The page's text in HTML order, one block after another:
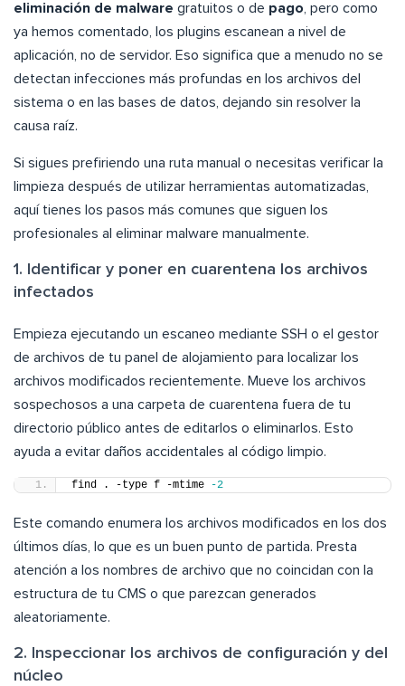
eliminación de malware gratuitos o de pago, pero como
ya hemos comentado, los plugins escanean a nivel de
aplicación, no de servidor. Eso significa que a menudo no se
detectan infecciones más profundas en los archivos del
sistema o en las bases de datos, dejando sin resolver la
causa raíz.
Si sigues prefiriendo una ruta manual o necesitas verificar la
limpieza después de utilizar herramientas automatizadas,
aquí tienes los pasos más comunes que siguen los
profesionales al eliminar malware manualmente.
1. Identificar y poner en cuarentena los archivos
infectados
Empieza ejecutando un escaneo mediante SSH o el gestor
de archivos de tu panel de alojamiento para localizar los
archivos modificados recientemente. Mueve los archivos
sospechosos a una carpeta de cuarentena fuera de tu
directorio público antes de editarlos o eliminarlos. Esto
ayuda a evitar daños accidentales al código limpio.
find . -type f -mtime -2
Este comando enumera los archivos modificados en los dos
últimos días, lo que es un buen punto de partida. Presta
atención a los nombres de archivo que no coincidan con la
estructura de tu CMS o que parezcan generados
aleatoriamente.
2. Inspeccionar los archivos de configuración y del
núcleo